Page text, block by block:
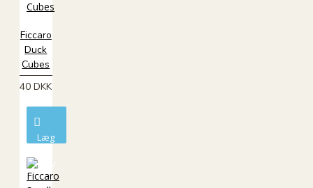
Ficcaro
Duck
Cubes
40 DKK
Læg
kurv